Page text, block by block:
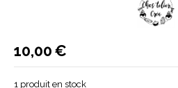
10,00€
1 produit en stock